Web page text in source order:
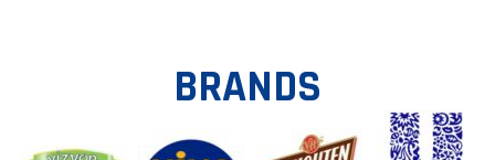
BRANDS